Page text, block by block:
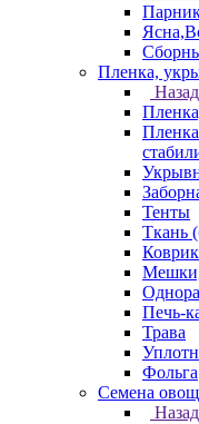
Пленка,
Назад
Тенты
Ткань
Печь-
Трава
Фольга
Семена
Назад